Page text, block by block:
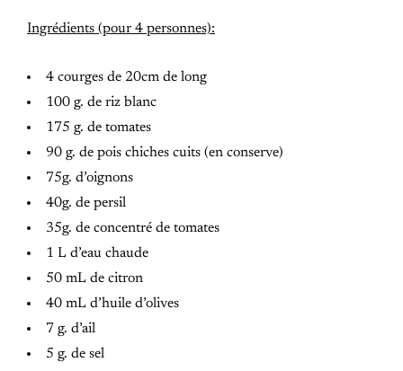
Ingrédients (pour 4 personnes):
4 courges de 20cm de long
100 g. de riz blanc
175 g. de tomates
90 g. de pois chiches cuits (en conserve)
75g. d’oignons
40g. de persil
35g. de concentré de tomates
1 L d’eau chaude
50 mL de citron
40 mL d’huile d’olives
7 g. d’ail
5 g. de sel